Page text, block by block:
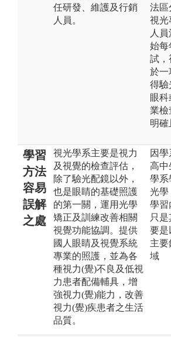
任研發、維護及行銷
人員。
法區
視光
人
始每
試，
於一
得驗
眼
業檢
明確
學習
方法
容易
誤解
之處
視光學系主要是視力
及視覺的檢查評估，
除了驗光配鏡以外，
也是眼睛的基礎照護
的第一關，運用光學
矯正及訓練改善相關
視覺功能協調。提供
國人眼睛及視覺系統
專業的照護，並為各
種視力(覺)不良及低視
力患者配備輔具，增
強視力(覺)能力，改善
視力(覺)疾患者之生活
品質。
因學
高中
學系
光學
學習
只
要是
主要
域